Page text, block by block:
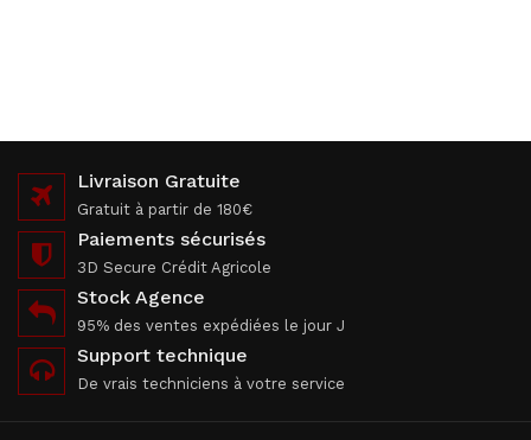
Livraison Gratuite
Gratuit à partir de 180€
Paiements sécurisés
3D Secure Crédit Agricole
Stock Agence
95% des ventes expédiées le jour J
Support technique
De vrais techniciens à votre service